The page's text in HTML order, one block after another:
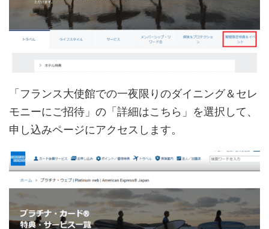
「フランス大使館での一夜限りのダイニング＆セレ
モニーにご招待」の「詳細はこちら」を選択して、
申し込みページにアクセスします。